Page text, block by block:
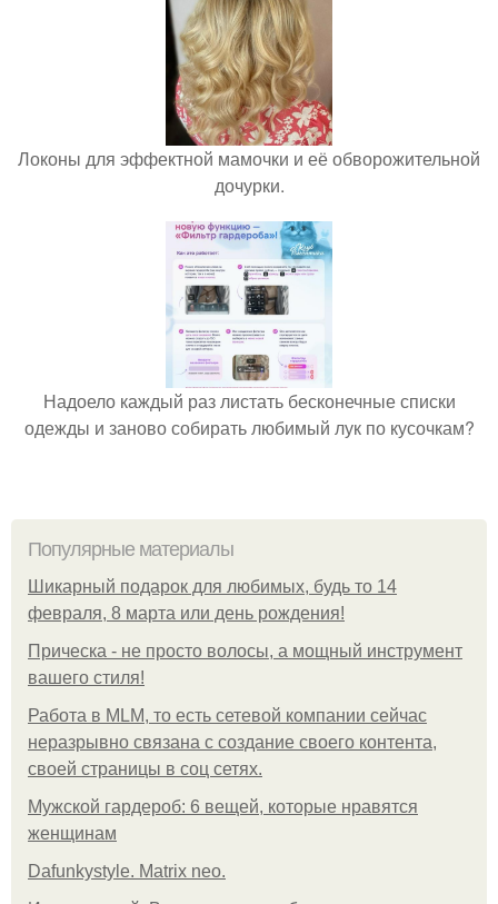
Локоны для эффектной мамочки и её обворожительной
дочурки.
Надоело каждый раз листать бесконечные списки
одежды и заново собирать любимый лук по кусочкам?
Популярные материалы
Шикарный подарок для любимых, будь то 14
февраля, 8 марта или день рождения!
Прическа - не просто волосы, а мощный инструмент
вашего стиля!
Работа в MLM, то есть сетевой компании сейчас
неразрывно связана с создание своего контента,
своей страницы в соц сетях.
Мужской гардероб: 6 вещей, которые нравятся
женщинам
Dafunkystyle. Matrix neo.